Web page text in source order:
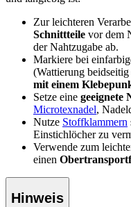
Zur leichteren
Schnittteile vor dem
der Nahtzugabe ab.
Markiere bei
(Wattierung
mit einem
Setze eine geeignete
Microtexnadel,
Nutze Stoffklammern
Einstichlöcher zu
Verwende zum
einen
Hinweis